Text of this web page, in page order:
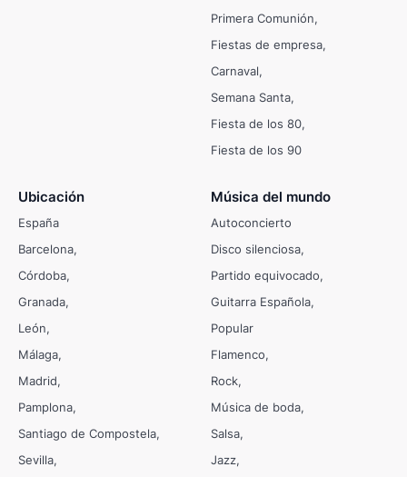
Primera Comunión
Fiestas de empresa
Carnaval
Semana Santa
Fiesta de los 80
Fiesta de los 90
Ubicación
España
Barcelona
Córdoba
Granada
León
Málaga
Madrid
Pamplona
Santiago de Compostela
Sevilla
Música del mundo
Autoconcierto
Disco silenciosa
Partido equivocado
Guitarra Española
Popular
Flamenco
Rock
Música de boda
Salsa
Jazz